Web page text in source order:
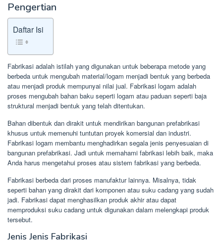
Pengertian
Daftar Isi
Fabrikasi adalah istilah yang digunakan untuk beberapa metode yang
berbeda untuk mengubah material/logam menjadi bentuk yang berbeda
atau menjadi produk mempunyai nilai jual. Fabrikasi logam adalah
proses mengubah bahan baku seperti logam atau paduan seperti baja
struktural menjadi bentuk yang telah ditentukan.
Bahan dibentuk dan dirakit untuk mendirikan bangunan prefabrikasi
khusus untuk memenuhi tuntutan proyek komersial dan industri.
Fabrikasi logam membantu menghadirkan segala jenis penyesuaian di
bangunan prefabrikasi. Jadi untuk memahami fabrikasi lebih baik, maka
Anda harus mengetahui proses atau sistem fabrikasi yang berbeda.
Fabrikasi berbeda dari proses manufaktur lainnya. Misalnya, tidak
seperti bahan yang dirakit dari komponen atau suku cadang yang sudah
jadi. Fabrikasi dapat menghasilkan produk akhir atau dapat
memproduksi suku cadang untuk digunakan dalam melengkapi produk
tersebut.
Jenis Jenis Fabrikasi